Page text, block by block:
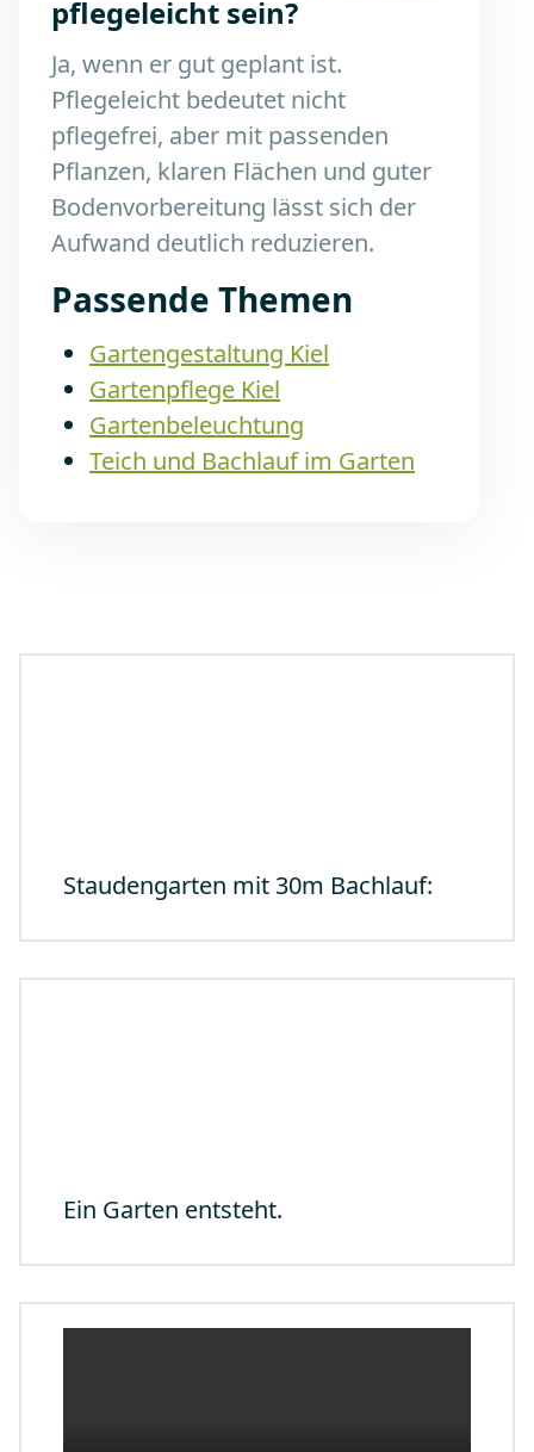
pflegeleicht sein?
Ja, wenn er gut geplant ist.
Pflegeleicht bedeutet nicht
pflegefrei, aber mit passenden
Pflanzen, klaren Flächen und guter
Bodenvorbereitung lässt sich der
Aufwand deutlich reduzieren.
Passende Themen
Gartengestaltung Kiel
Gartenpflege Kiel
Gartenbeleuchtung
Teich und Bachlauf im Garten
Staudengarten mit 30m Bachlauf:
Ein Garten entsteht.